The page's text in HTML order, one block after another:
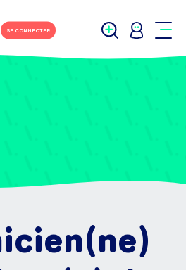
SE CONNECTER